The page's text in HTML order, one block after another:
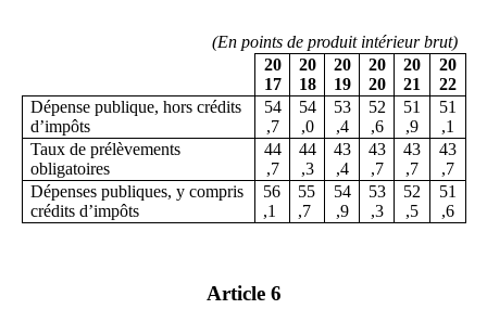
(En points de produit intérieur brut)
20
17
20
18
20
19
20
20
20
21
20
22
Dépense publique, hors crédits
d’impôts
54
,7
54
,0
53
,4
52
,6
51
,9
51
,1
Taux de prélèvements
obligatoires
44
,7
44
,3
43
,4
43
,7
43
,7
43
,7
Dépenses publiques, y compris
crédits d’impôts
56
,1
55
,7
54
,9
53
,3
52
,5
51
,6
Article 6